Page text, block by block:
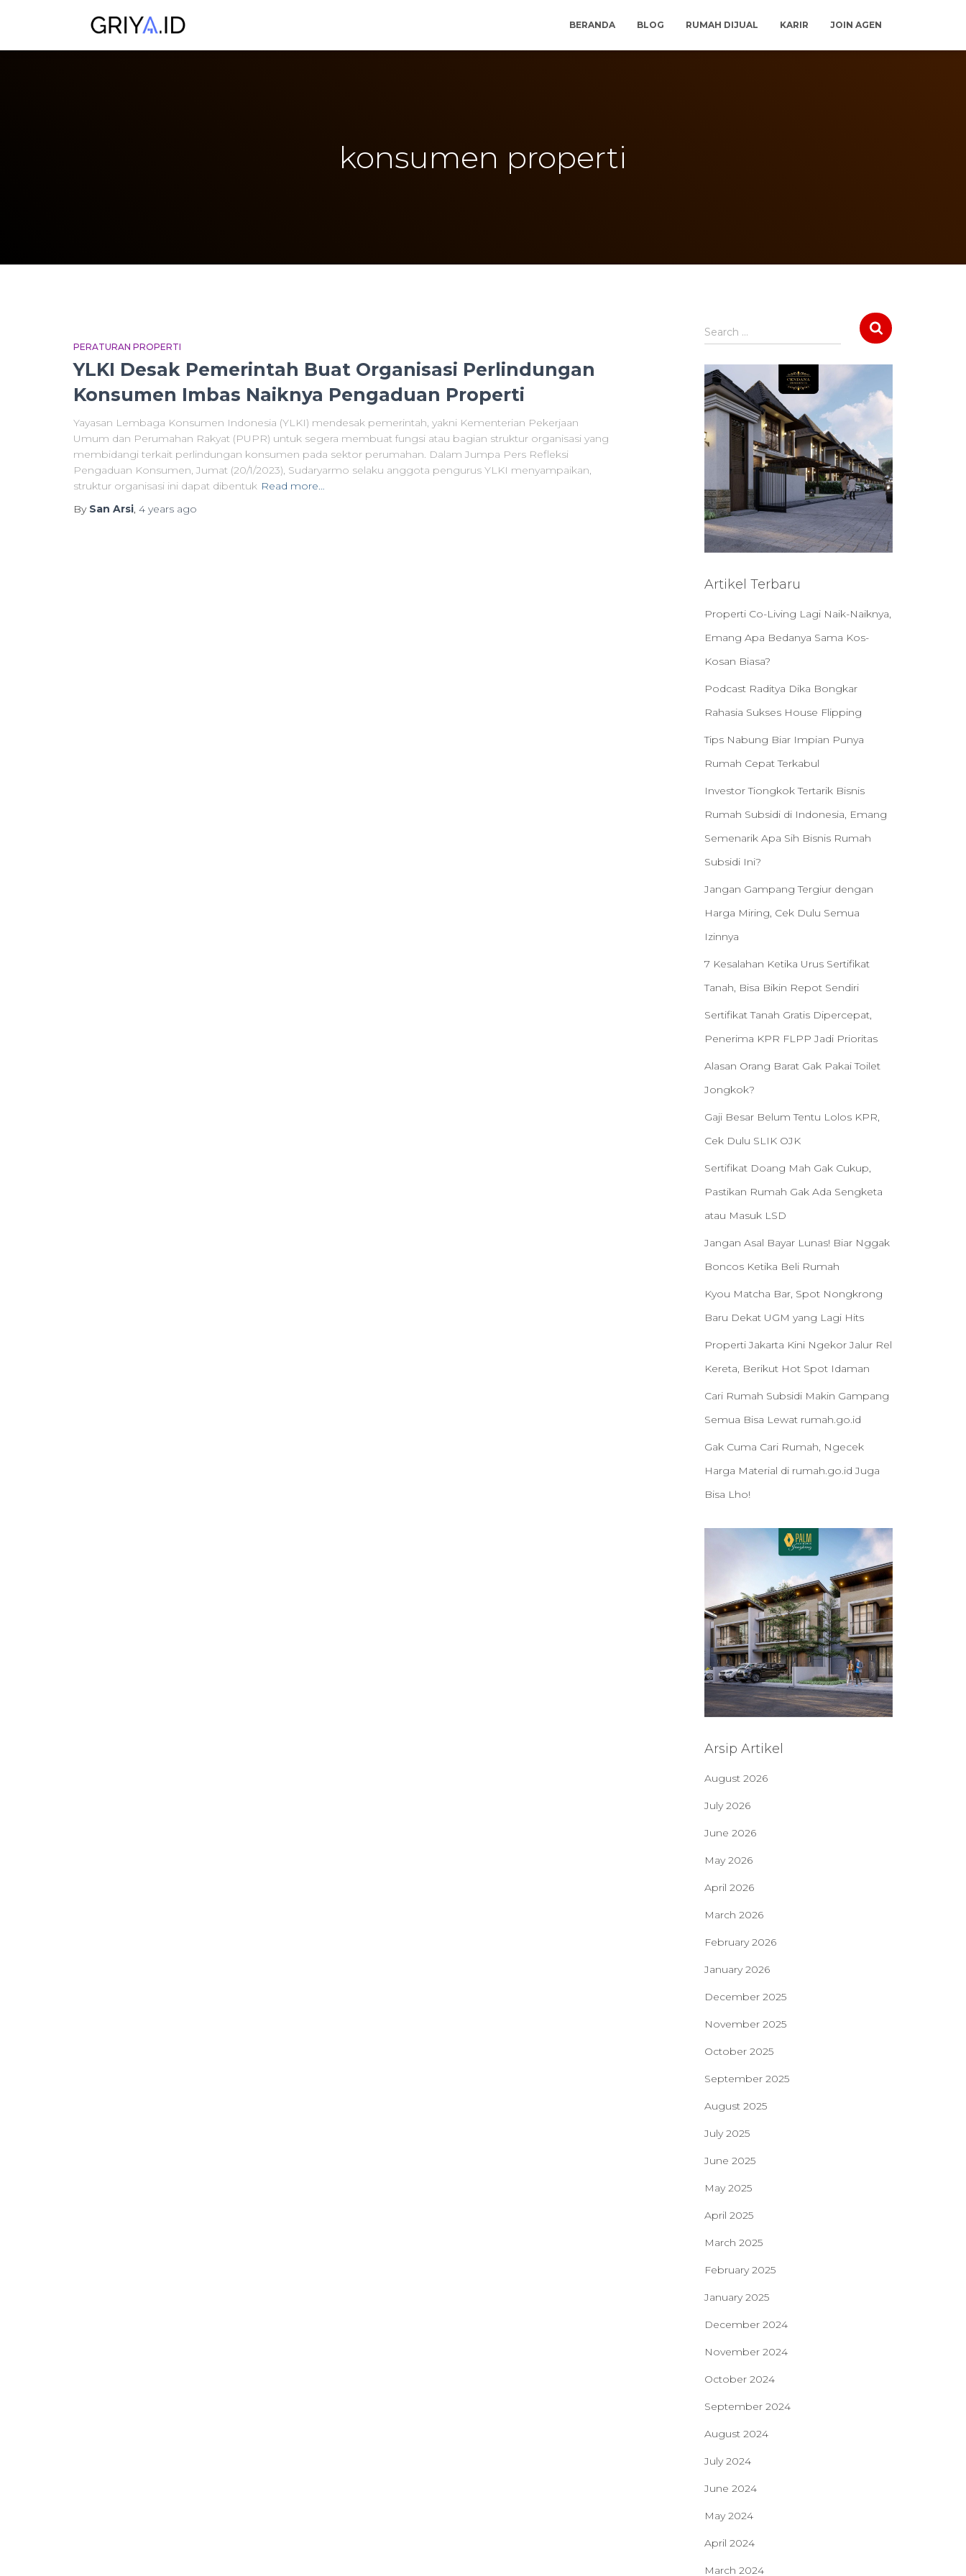
BERANDA BLOG RUMAH DIJUAL KARIR JOIN AGEN
konsumen properti
PERATURAN PROPERTI
YLKI Desak Pemerintah Buat Organisasi Perlindungan
Konsumen Imbas Naiknya Pengaduan Properti
Yayasan Lembaga Konsumen Indonesia (YLKI) mendesak pemerintah, yakni Kementerian Pekerjaan
Umum dan Perumahan Rakyat (PUPR) untuk segera membuat fungsi atau bagian struktur organisasi yang
membidangi terkait perlindungan konsumen pada sektor perumahan. Dalam Jumpa Pers Refleksi
Pengaduan Konsumen, Jumat (20/1/2023), Sudaryarmo selaku anggota pengurus YLKI menyampaikan,
struktur organisasi ini dapat dibentuk Read more…
By San Arsi, 4 years ago
S
e
r
c
h
o
Search …
Artikel Terbaru
Properti Co-Living Lagi Naik-Naiknya,
Emang Apa Bedanya Sama Kos-
Kosan Biasa?
Podcast Raditya Dika Bongkar
Rahasia Sukses House Flipping
Tips Nabung Biar Impian Punya
Rumah Cepat Terkabul
Investor Tiongkok Tertarik Bisnis
Rumah Subsidi di Indonesia, Emang
Semenarik Apa Sih Bisnis Rumah
Subsidi Ini?
Jangan Gampang Tergiur dengan
Harga Miring, Cek Dulu Semua
Izinnya
7 Kesalahan Ketika Urus Sertifikat
Tanah, Bisa Bikin Repot Sendiri
Sertifikat Tanah Gratis Dipercepat,
Penerima KPR FLPP Jadi Prioritas
Alasan Orang Barat Gak Pakai Toilet
Jongkok?
Gaji Besar Belum Tentu Lolos KPR,
Cek Dulu SLIK OJK
Sertifikat Doang Mah Gak Cukup,
Pastikan Rumah Gak Ada Sengketa
atau Masuk LSD
Jangan Asal Bayar Lunas! Biar Nggak
Boncos Ketika Beli Rumah
Kyou Matcha Bar, Spot Nongkrong
Baru Dekat UGM yang Lagi Hits
Properti Jakarta Kini Ngekor Jalur Rel
Kereta, Berikut Hot Spot Idaman
Cari Rumah Subsidi Makin Gampang
Semua Bisa Lewat rumah.go.id
Gak Cuma Cari Rumah, Ngecek
Harga Material di rumah.go.id Juga
Bisa Lho!
Arsip Artikel
August 2026
July 2026
June 2026
May 2026
April 2026
March 2026
February 2026
January 2026
December 2025
November 2025
October 2025
September 2025
August 2025
July 2025
June 2025
May 2025
April 2025
March 2025
February 2025
January 2025
December 2024
November 2024
October 2024
September 2024
August 2024
July 2024
June 2024
May 2024
April 2024
March 2024